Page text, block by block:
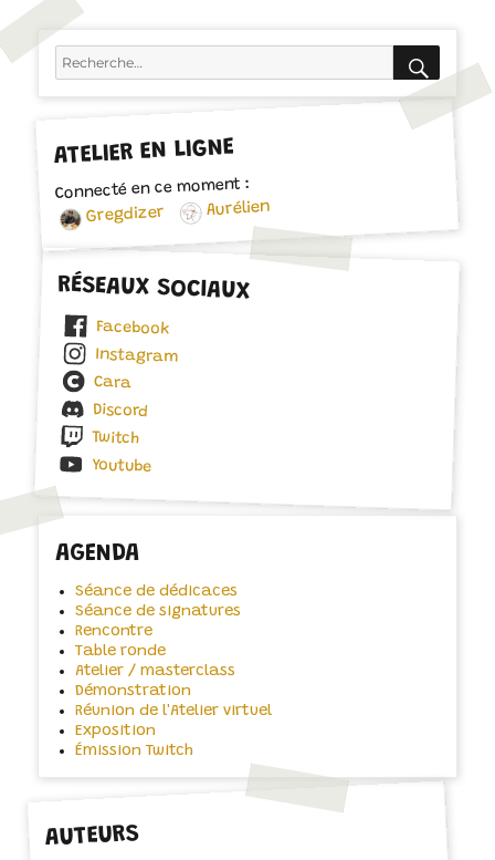
Recherche
pour :
ATELIER EN LIGNE
Connecté en ce moment :
Gregdizer Aurélien
RÉSEAUX SOCIAUX
Facebook
Instagram
Cara
Discord
Twitch
Youtube
AGENDA
Séance de dédicaces
Séance de signatures
Rencontre
Table ronde
Atelier / masterclass
Démonstration
Réunion de l'Atelier virtuel
Exposition
Émission Twitch
AUTEURS